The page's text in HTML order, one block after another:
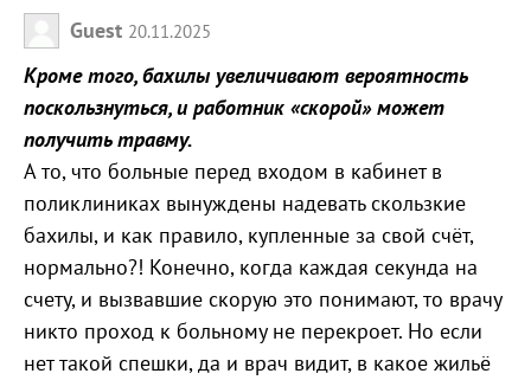
Guest 20.11.2025
Кроме того, бахилы увеличивают вероятность
поскользнуться, и работник «скорой» может
получить травму.
А то, что больные перед входом в кабинет в
поликлиниках вынуждены надевать скользкие
бахилы, и как правило, купленные за свой счёт,
нормально?! Конечно, когда каждая секунда на
счету, и вызвавшие скорую это понимают, то врачу
никто проход к больному не перекроет. Но если
нет такой спешки, да и врач видит, в какое жильё